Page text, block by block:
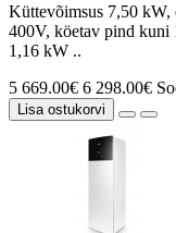
Küttevõimsus 7,50
400V, köetav pind kuni
1,16 kW ..
5 669.00€ 6 298.00€
Lisa ostukorvi